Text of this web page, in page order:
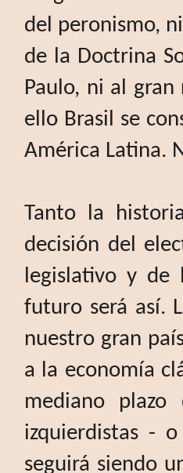
del peronismo,
de la Doctrina
Paulo, ni al
ello Brasil se
América Latina.
Tanto la
decisión del
legislativo y de
futuro será así.
nuestro gran
a la economía
mediano plazo
izquierdistas -
seguirá siendo